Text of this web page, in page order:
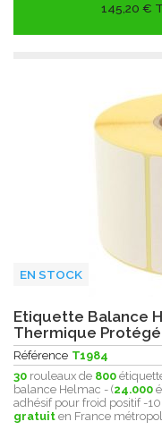
145,20 €
EN STOCK
Etiquette Balance
Thermique
Référence T1984
30 rouleaux de 800
balance Helmac - (24.000
adhésif pour froid positif -
gratuit en France